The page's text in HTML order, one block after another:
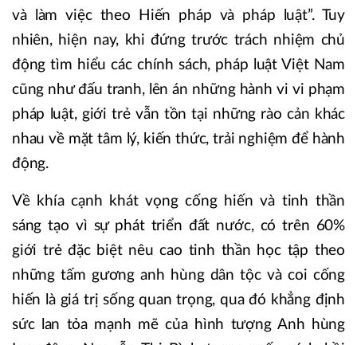
và làm việc theo Hiến pháp và pháp luật”. Tuy
nhiên, hiện nay, khi đứng trước trách nhiệm chủ
động tìm hiểu các chính sách, pháp luật Việt Nam
cũng như đấu tranh, lên án những hành vi vi phạm
pháp luật, giới trẻ vẫn tồn tại những rào cản khác
nhau về mặt tâm lý, kiến thức, trải nghiệm để hành
động.
Về khía cạnh khát vọng cống hiến và tinh thần
sáng tạo vì sự phát triển đất nước, có trên 60%
giới trẻ đặc biệt nêu cao tinh thần học tập theo
những tấm gương anh hùng dân tộc và coi cống
hiến là giá trị sống quan trọng, qua đó khẳng định
sức lan tỏa mạnh mẽ của hình tượng Anh hùng